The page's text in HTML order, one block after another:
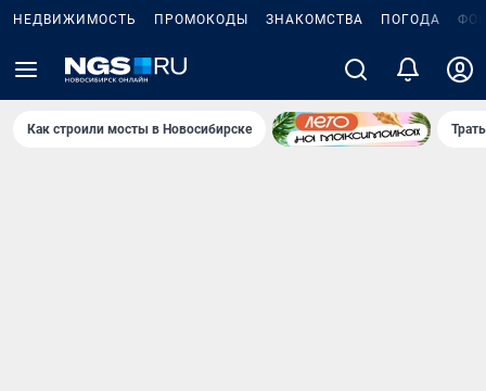
НЕДВИЖИМОСТЬ ПРОМОКОДЫ ЗНАКОМСТВА ПОГОДА
Как строили мосты в Новосибирске